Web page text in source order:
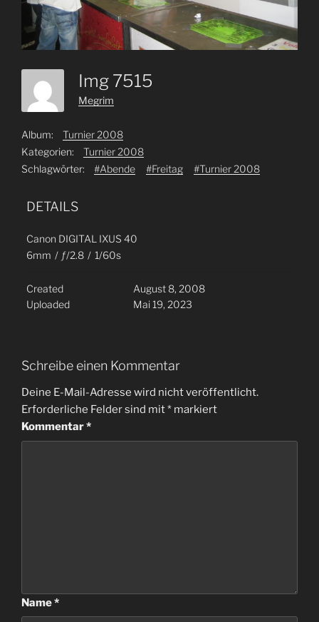
Img 7515
Megrim
Album:
Turnier 2008
Kategorien:
Turnier 2008
Schlagwörter:
#Abende #Freitag #Turnier 2008
DETAILS
Canon DIGITAL IXUS 40
6mm / ƒ/2.8 / 1/60s
Created
August 8, 2008
Uploaded
Mai 19, 2023
Schreibe einen Kommentar
Deine E-Mail-Adresse wird nicht veröffentlicht.
Erforderliche Felder sind mit* markiert
Kommentar*
Name*